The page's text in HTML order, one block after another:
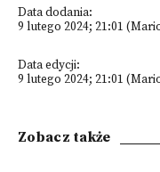
Data dodania:
9 lutego 2024; 21:01
Data edycji:
9 lutego 2024; 21:01
Zobacz także